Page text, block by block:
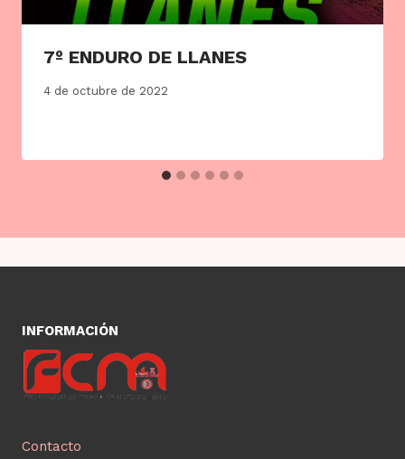
7º ENDURO DE LLANES
4 de octubre de 2022
INFORMACIÓN
Contacto